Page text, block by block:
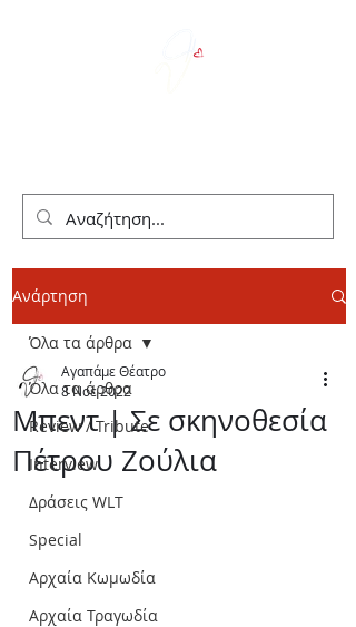
Ανάρτηση
Όλα τα άρθρα
Review / Tribute
Interview
Δράσεις WLT
Special
Αρχαία Κωμωδία
Αρχαία Τραγωδία
Όλα τα άρθρα
Μπεντ | Σε σκηνοθεσία
Πέτρου Ζούλια
Αγαπάμε Θέατρο
8 Νοε 2022